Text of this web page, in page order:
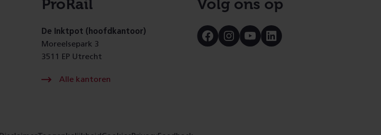
ProRail
De Inktpot (hoofdkantoor)
Moreelsepark 3
3511 EP Utrecht
Alle kantoren
Volg ons op
Bezoek
onze
Bezoek
onze
Bezoek
onze
Bezoek
onze